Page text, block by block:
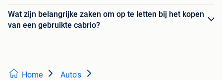
Wat zijn belangrijke zaken om op te letten bij het kopen
van een gebruikte cabrio?
Home Auto's